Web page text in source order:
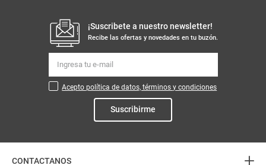
¡Suscribete a nuestro newsletter!
Recibe las ofertas y novedades en tu buzón.
Acepto política de datos, términos y condiciones
Suscribirme
CONTACTANOS